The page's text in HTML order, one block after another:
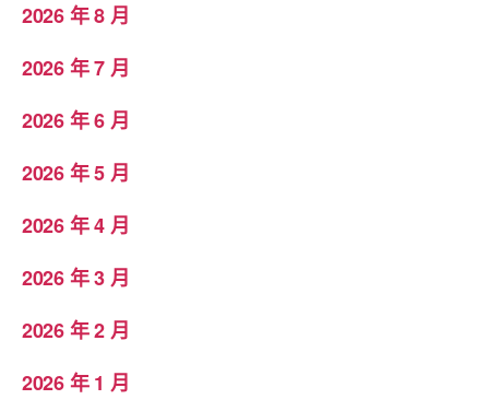
2026 年 8 月
2026 年 7 月
2026 年 6 月
2026 年 5 月
2026 年 4 月
2026 年 3 月
2026 年 2 月
2026 年 1 月